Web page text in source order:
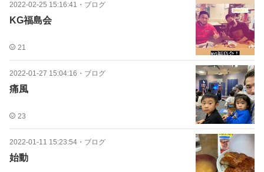
2022-02-25 15:16:41 ・ ブログ
KG福島会
21
2022-01-27 15:04:16 ・ ブログ
痛風
23
2022-01-11 15:23:54 ・ ブログ
始動